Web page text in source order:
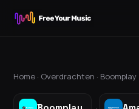
Home · Overdrachten · Boomplay